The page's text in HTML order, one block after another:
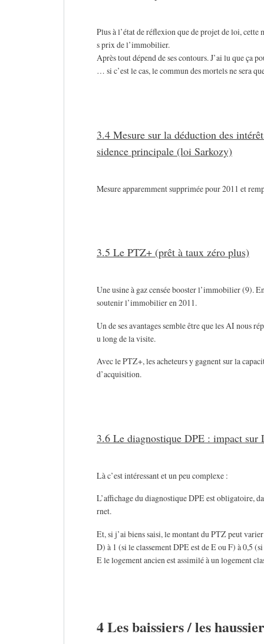
Plus à l’état de réflexion que de projet de loi,
s prix de l’immobilier.
Après tout dépend de ses contours. J’ai lu que ça
… si c’est le cas, le commun des mortels ne sera
3.4 Mesure sur la déduction des
sidence principale (loi Sarkozy)
Mesure apparemment supprimée pour 2011 et
3.5 Le PTZ+ (prêt à taux zéro plus)
Une usine à gaz censée booster l’immobilier (9).
soutenir l’immobilier en 2011.
Un de ses avantages semble être que les AI nous
u long de la visite.
Avec le PTZ+, les acheteurs y gagnent sur la
d’acquisition.
3.6 Le diagnostique DPE : impact sur
Là c’est intéressant et un peu complexe :
L’affichage du diagnostique DPE est obligatoire,
rnet.
Et, si j’ai biens saisi, le montant du PTZ peut
D) à 1 (si le classement DPE est de E ou F) à 0,5
E le logement ancien est assimilé à un logement
4 Les baissiers / les